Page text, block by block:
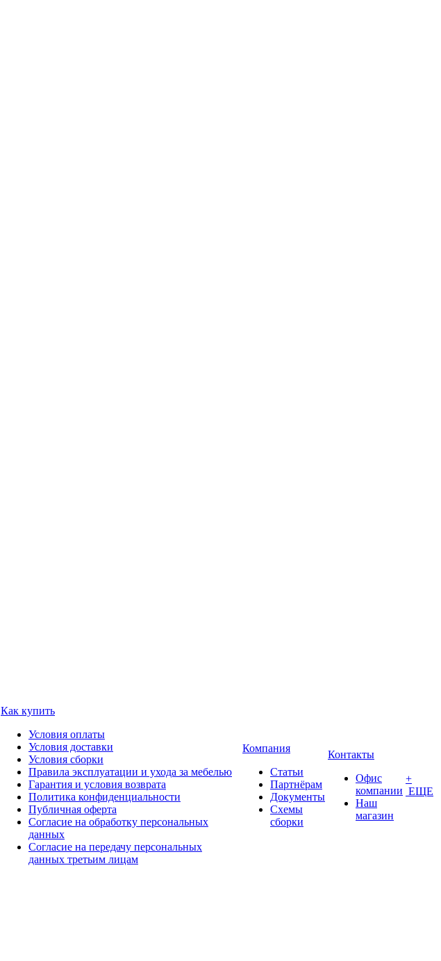
Как купить
Условия оплаты
Условия доставки
Условия сборки
Правила эксплуатации и ухода за мебелью
Гарантия и условия возврата
Политика конфиденциальности
Публичная оферта
Согласие на обработку персональных
данных
Согласие на передачу персональных
данных третьим лицам
Компания
Статьи
Партнёрам
Документы
Схемы
сборки
Контакты
Офис
компании
Наш
магазин
+
ЕЩЕ